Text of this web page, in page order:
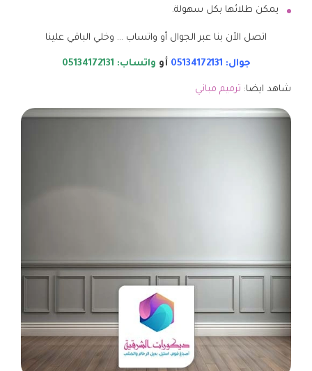
يمكن طلائها بكل سهولة.
اتصل الأن بنا عبر الجوال أو واتساب … وخلي الباقي علينا
جوال: 05134172131 أو واتساب: 05134172131
شاهد ايضا: ترميم مباني